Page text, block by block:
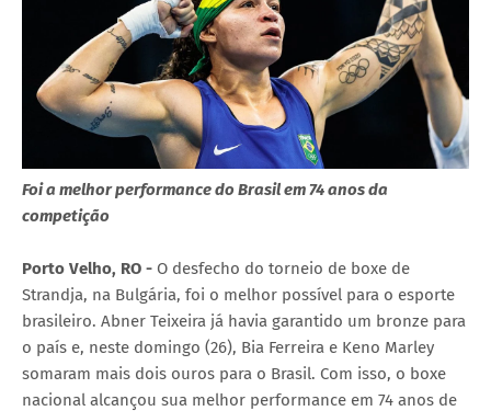
Foi a melhor performance do Brasil em 74 anos da
competição
Porto Velho, RO - O desfecho do torneio de boxe de
Strandja, na Bulgária, foi o melhor possível para o esporte
brasileiro. Abner Teixeira já havia garantido um bronze para
o país e, neste domingo (26), Bia Ferreira e Keno Marley
somaram mais dois ouros para o Brasil. Com isso, o boxe
nacional alcançou sua melhor performance em 74 anos de